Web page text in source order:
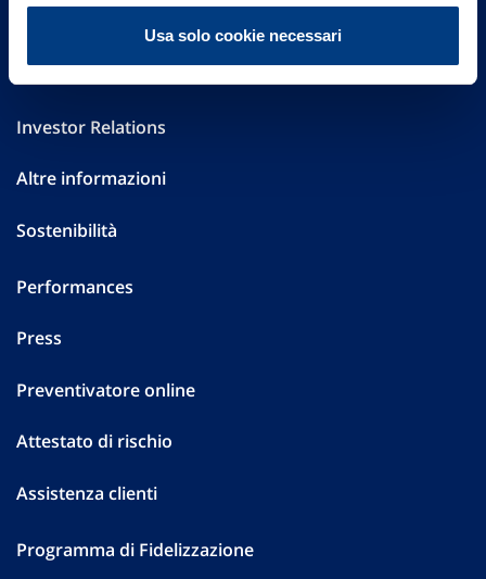
Usa solo cookie necessari
Investor Relations
Altre informazioni
Sostenibilità
Performances
Press
Preventivatore online
Attestato di rischio
Assistenza clienti
Programma di Fidelizzazione